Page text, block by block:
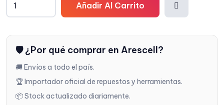
Añadir Al Carrito
lista
🛡️ ¿Por qué comprar en Arescell?
🚚 Envíos a todo el país.
🏆 Importador oficial de repuestos y herramientas.
📦 Stock actualizado diariamente.